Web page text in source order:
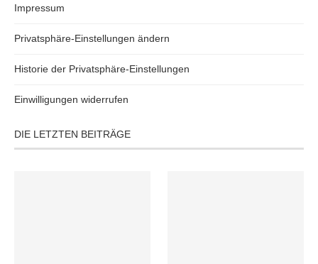
Impressum
Privatsphäre-Einstellungen ändern
Historie der Privatsphäre-Einstellungen
Einwilligungen widerrufen
DIE LETZTEN BEITRÄGE